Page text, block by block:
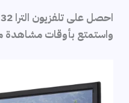
واستمتع بأوقات مشاهدة